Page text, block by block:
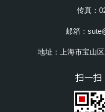
传真：
邮箱：
地址：上海市宝山
扫一扫